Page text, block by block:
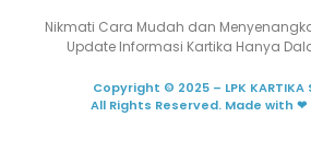
Nikmati Cara Mudah dan
Update Informasi Kartika Hanya
Copyright © 2025 – LPK KARTIKA
All Rights Reserved. Made with